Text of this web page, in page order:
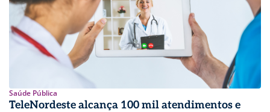
Saúde Pública
TeleNordeste alcança 100 mil atendimentos e